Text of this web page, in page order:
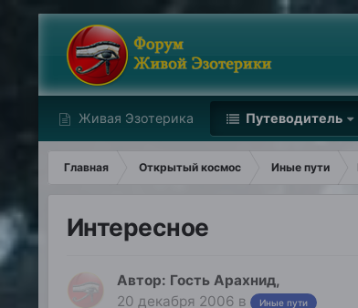
Живая Эзотерика Путеводитель
Главная Открытый космос Иные пути
Интересное
Автор: Гость Арахнид,
20 декабря 2006 в Иные пути